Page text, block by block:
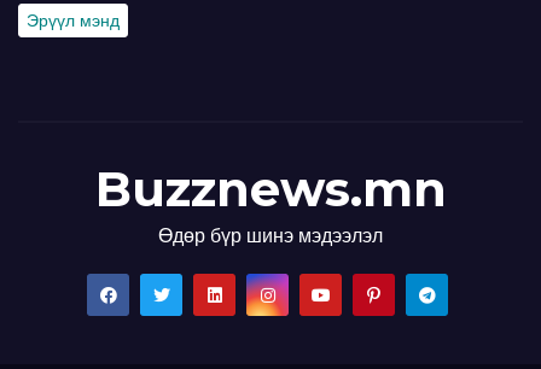
Эрүүл мэнд
Buzznews.mn
Өдөр бүр шинэ мэдээлэл